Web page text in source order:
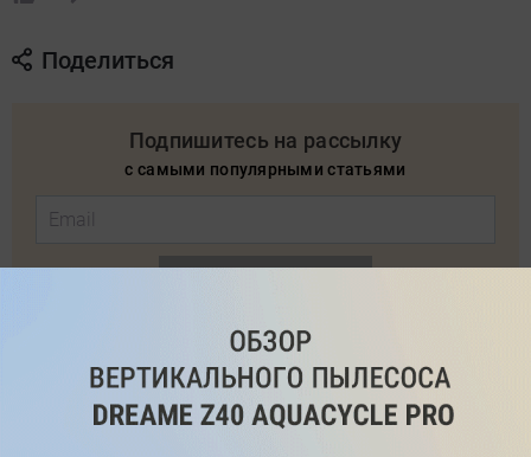
Поделиться
Подпишитесь на рассылку
с самыми популярными статьями
Нажимая кнопку подписаться, вы соглашаетесь
Политикой конфиденциальности